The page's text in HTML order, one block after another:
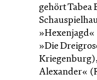
gehört Tabea
»Hexenjagd«
»Die
Alexander«